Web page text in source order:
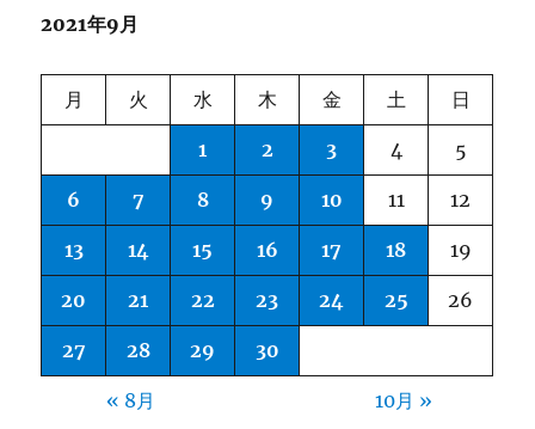
の
械
訳
2021年9月
月 火 水 木 金 土 日
1 2 3 4 5
6 7 8 9 10 11 12
13 14 15 16 17 18 19
20 21 22 23 24 25 26
27 28 29 30
« 8月 10月 »